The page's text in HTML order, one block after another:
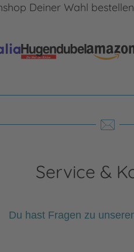
Deiner Wahl
Service &
Du hast Fragen zu